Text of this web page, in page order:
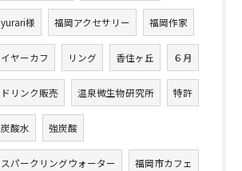
yurari様 福岡アクセサリー 福岡作家
イヤーカフ リング 香住ヶ丘 ６月
ドリンク販売 温泉微生物研究所 特許
炭酸水 強炭酸
スパークリングウォーター 福岡市カフェ